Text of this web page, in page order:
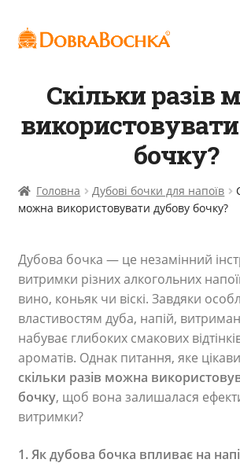
Статті
Контакти
Скільки разів
бочку?
Головна Дубові бочки для напоїв
можна використовувати дубову бочку?
Дубова бочка — це незамінний
витримки різних алкогольних
вино, коньяк чи віскі. Завдяки
властивостям дуба, напій,
набуває глибоких смакових
ароматів. Однак питання, яке
скільки разів можна викорис
бочку, щоб вона залишалася
витримки?
1. Як дубова бочка впливає на